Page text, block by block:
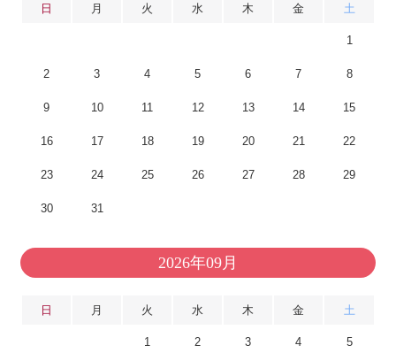
日 月 火 水 木 金 土
1
2 3 4 5 6 7 8
9 10 11 12 13 14 15
16 17 18 19 20 21 22
23 24 25 26 27 28 29
30 31
2026年09月
日 月 火 水 木 金 土
1 2 3 4 5